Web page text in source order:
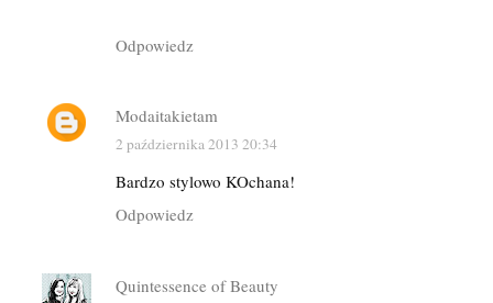
Odpowiedz
Modaitakietam
2 października 2013 20:34
Bardzo stylowo KOchana!
Odpowiedz
Quintessence of Beauty